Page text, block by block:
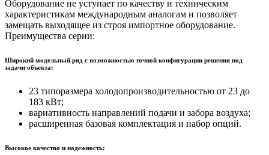
Оборудование не уступает по качеству и техническим
характеристикам международным аналогам и позволяет
замещать выходящее из строя импортное оборудование.
Преимущества серии:
Широкий модельный ряд с возможностью точной конфигурации решения под
задачи объекта:
23 типоразмера холодопроизводительностью от 23 до
183 кВт;
вариативность направлений подачи и забора воздуха;
расширенная базовая комплектация и набор опций.
Высокое качество и надежность: